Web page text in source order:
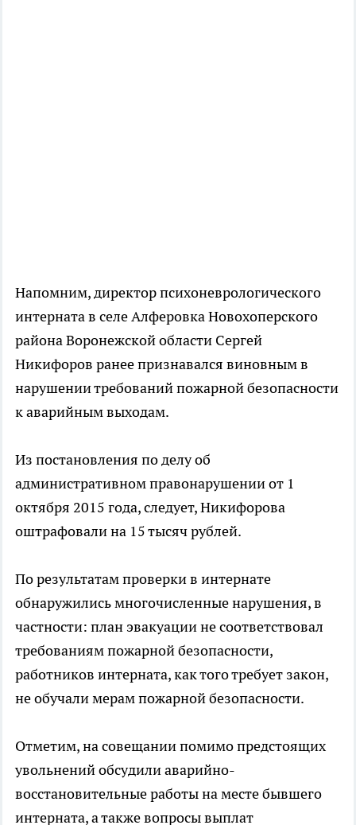
Напомним, директор психоневрологического
интерната в селе Алферовка Новохоперского
района Воронежской области Сергей
Никифоров ранее признавался виновным в
нарушении требований пожарной безопасности
к аварийным выходам.
Из постановления по делу об
административном правонарушении от 1
октября 2015 года, следует, Никифорова
оштрафовали на 15 тысяч рублей.
По результатам проверки в интернате
обнаружились многочисленные нарушения, в
частности: план эвакуации не соответствовал
требованиям пожарной безопасности,
работников интерната, как того требует закон,
не обучали мерам пожарной безопасности.
Отметим, на совещании помимо предстоящих
увольнений обсудили аварийно-
восстановительные работы на месте бывшего
интерната, а также вопросы выплат